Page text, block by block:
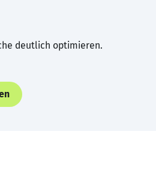
deutlich optimieren.